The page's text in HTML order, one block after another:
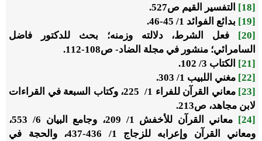
[18]
التفسير القيم ص527.
[19]
بدائع الفوائد 1/ 45-46.
[20]
فعل الشرط، دلالته وزمنه؛ بحث للدكتور فاضل
السامرائي؛ منشور في مجلة الضاد- ص108-112.
[21]
الكتاب 3/ 102.
[22]
مغني اللبيب 1/ 303.
[23]
معاني القرآن للفراء 1/ 225، وكتاب السبعة في القراءات
لابن مجاهد، ص213.
[24]
معاني القرآن للأخفش 1/ 209، وجامع البيان 6/ 553،
ومعاني القرآن وإعرابه للزجاج 1/ 436-437، والحجة في